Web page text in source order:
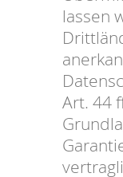
lassen
Art. 44